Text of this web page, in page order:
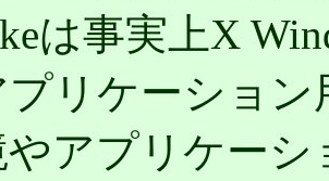
は事実上X
プリケーショ
アプリケー